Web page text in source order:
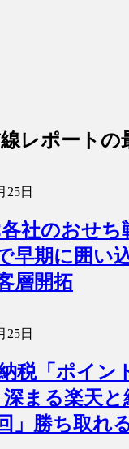
レポート の
25日
社のおせち
早期に囲い
層開拓
25日
税「ポイン
深まる楽天
」勝ち取れ